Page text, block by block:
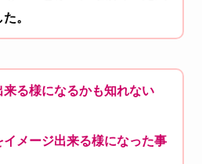
。
る様になるかも知れない
メージ出来る様になった事